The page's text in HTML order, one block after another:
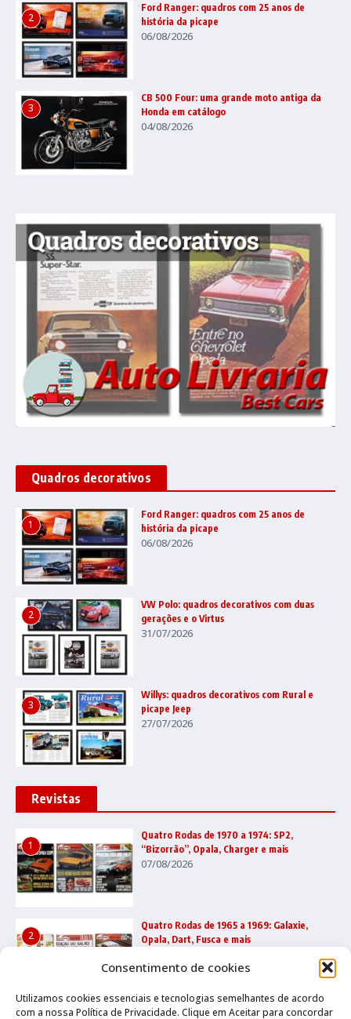
Consentimento de cookies
Utilizamos cookies essenciais e tecnologias semelhantes de acordo
com a nossa Política de Privacidade. Clique em Aceitar para concordar
2
Ford Ranger: quadros com 25 anos de
história da picape
06/08/2026
3
CB 500 Four: uma grande moto antiga da
Honda em catálogo
04/08/2026
Quadros decorativos
1
Ford Ranger: quadros com 25 anos de
história da picape
06/08/2026
2
VW Polo: quadros decorativos com duas
gerações e o Virtus
31/07/2026
3
Willys: quadros decorativos com Rural e
picape Jeep
27/07/2026
Revistas
1
Quatro Rodas de 1970 a 1974: SP2,
“Bizorrão”, Opala, Charger e mais
07/08/2026
2
Quatro Rodas de 1965 a 1969: Galaxie,
Opala, Dart, Fusca e mais
Quatro Rodas 2000 a 2004: Vectra, Golf,